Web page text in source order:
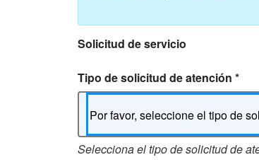
Solicitud de servicio
Tipo de solicitud de atención *
Por favor, seleccione el tipo de
Selecciona el tipo de solicitud de